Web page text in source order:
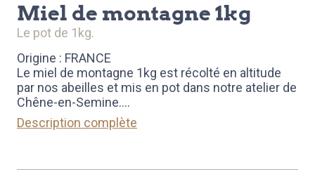
miel de montagne 1kg
le pot de 1kg.
Origine : FRANCE
Le miel de montagne 1kg est récolté en altitude
par nos abeilles et mis en pot dans notre atelier de
Chêne-en-Semine....
Description complète